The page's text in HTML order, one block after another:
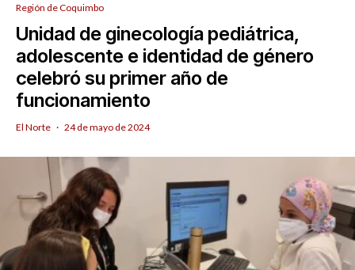
Región de Coquimbo
Unidad de ginecología pediátrica,
adolescente e identidad de género
celebró su primer año de
funcionamiento
El Norte · 24 de mayo de 2024